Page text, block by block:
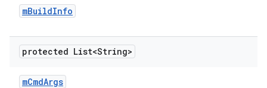
mBuildInfo
protected List<String>
mCmdArgs